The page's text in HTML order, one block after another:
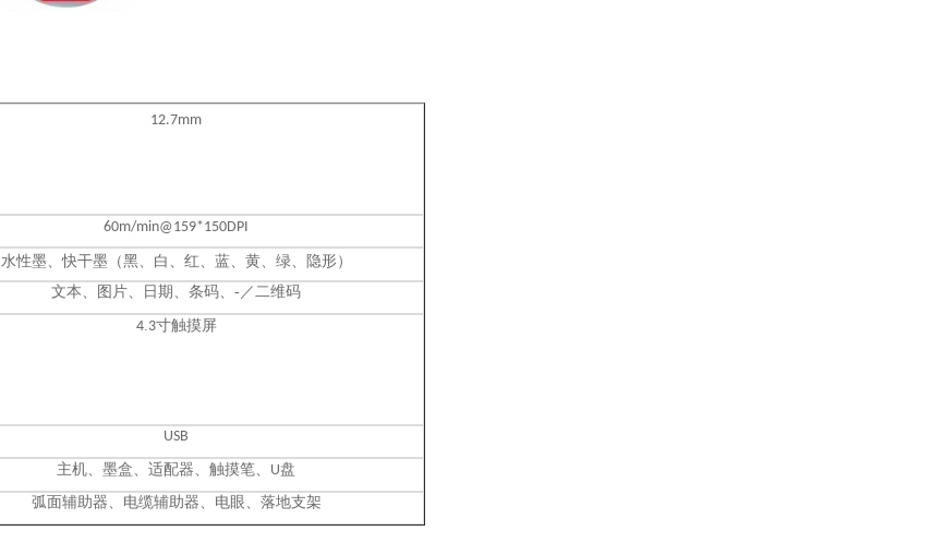
12.7mm
60m/min@159*150DPI
水性墨、快干墨（黑、白、红、蓝、黄、绿、隐形）
文本、图片、日期、条码、 -／二维码
4.3寸触摸屏
USB
主机、墨盒、适配器、触摸笔、 U盘
弧面辅助器、电缆辅助器、电眼、落地支架